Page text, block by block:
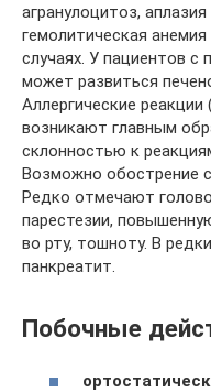
агранулоцитоз,
гемолитическая
случаях. У пациентов
может развиться
Аллергические реакции
возникают главным
склонностью к
Возможно обострение
Редко отмечают
парестезии,
во рту, тошноту. В
панкреатит.
Побочные